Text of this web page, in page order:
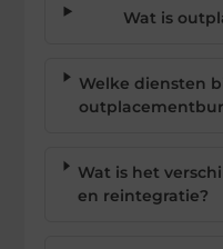
Wat is
Welke diensten
Wat is het
en reintegratie?